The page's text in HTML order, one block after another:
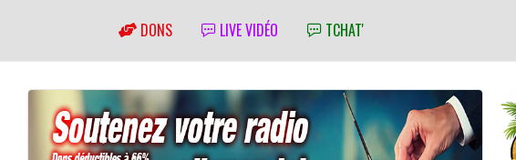
DONS LIVE VIDÉO TCHAT'